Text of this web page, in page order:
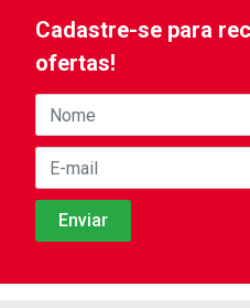
Cadastre-se para
ofertas!